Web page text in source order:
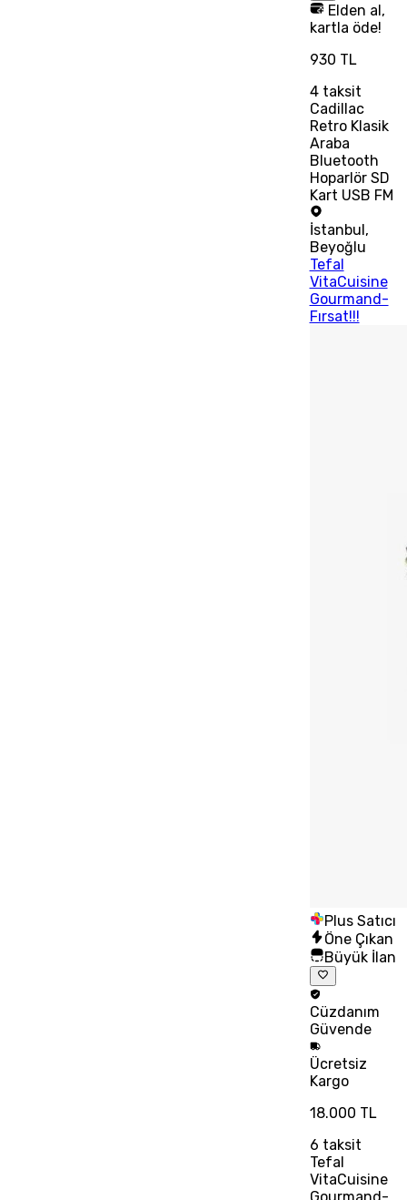
Elden al,
kartla öde!
930 TL
4taksit
Cadillac
Retro Klasik
Araba
Bluetooth
Hoparlör SD
Kart USB FM
İstanbul,
Beyoğlu
Tefal
VitaCuisine
Gourmand-
Fırsat!!!
Plus Satıcı
Öne Çıkan
Büyük İlan
Cüzdanım
Güvende
Ücretsiz
Kargo
18.000 TL
6 taksit
Tefal
VitaCuisine